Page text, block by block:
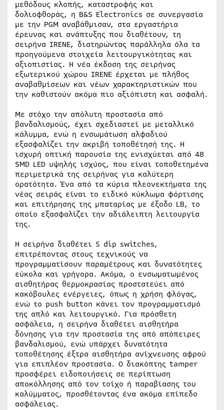
μεθόδους κλοπής, καταστροφής και
δολιοφθοράς, η B&S Electronics σε συνεργασία
με την PGM αναβάθμισαν, στα εργαστήρια
έρευνας και ανάπτυξης που διαθέτουν, τη
σειρήνα IRENE, διατηρώντας παράλληλα όλα τα
προηγούμενα στοιχεία λειτουργικότητας και
αξιοπιστίας. Η νέα έκδοση της σειρήνας
εξωτερικού χώρου IRENE έρχεται με πλήθος
αναβαθμίσεων και νέων χαρακτηριστικών που
την καθιστούν ακόμα πιο αξιόπιστη και ασφαλή.
Με στόχο την απόλυτη προστασία από
βανδαλισμούς, έχει σχεδιαστεί με μεταλλικό
κάλυμμα, ενώ η ενσωμάτωση αλφαδιού
εξασφαλίζει την ακριβή τοποθέτησή της. Η
ισχυρή οπτική παρουσία της ενισχύεται από 48
SMD LED υψηλής ισχύος, που είναι τοποθετημένα
περιμετρικά της σειρήνας για καλύτερη
ορατότητα. Ένα από τα κύρια πλεονεκτήματα της
νέας σειράς είναι το ειδικό κύκλωμα φόρτισης
και επιτήρησης της μπαταρίας με έξοδο LB, το
οποίο εξασφαλίζει την αδιάλειπτη λειτουργία
της.
Η σειρήνα διαθέτει 5 dip switches,
επιτρέποντας στους τεχνικούς να
προγραμματίσουν παραμέτρους και δυνατότητες
εύκολα και γρήγορα. Ακόμα, ο ενσωματωμένος
αισθητήρας θερμοκρασίας προστατεύει από
κακόβουλες ενέργειες, όπως η χρήση φλόγας,
ενώ το push button κάνει τον προγραμματισμό
της απλό και λειτουργικό. Για πρόσθετη
ασφάλεια, η σειρήνα διαθέτει αισθητήρα
δόνησης για την προστασία της από απόπειρες
βανδαλισμού, ενώ υπάρχει δυνατότητα
τοποθέτησης έξτρα αισθητήρα ανίχνευσης αφρού
για επιπλέον προστασία. Ο διακόπτης tamper
προσφέρει ειδοποιήσεις σε περίπτωση
αποκόλλησης από τον τοίχο ή παραβίασης του
καλύμματος, προσθέτοντας ένα ακόμα επίπεδο
ασφάλειας.